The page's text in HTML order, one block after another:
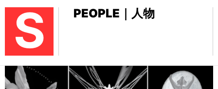
S PEOPLE｜人物